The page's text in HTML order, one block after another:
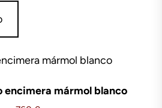
encimera mármol blanco